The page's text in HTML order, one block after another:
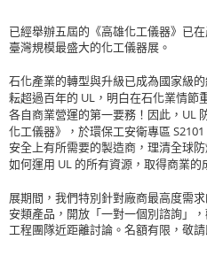
已經舉辦五屆的《高雄化工儀器》已
臺灣規模最盛大的化工儀器展。
石化產業的轉型與升級已成為國家級
耘超過百年的 UL ，明白在石化業情節
各自商業營運的第一要務！因此， UL
化工儀器》，於環保工安衛專區 S2101
安全上有所需要的製造商，理清全球
如何運用 UL 的所有資源，取得商業的
展期間，我們特別針對廠商最高度需
安類產品，開放「一對一個別諮詢」
工程團隊近距離討論。名額有限，敬